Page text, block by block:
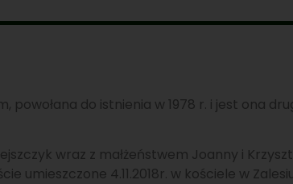
do istnienia w 1978 r. i jest ona
wraz z małżeństwem Joanny i
umieszczone 4.11.2018r. w kościele w